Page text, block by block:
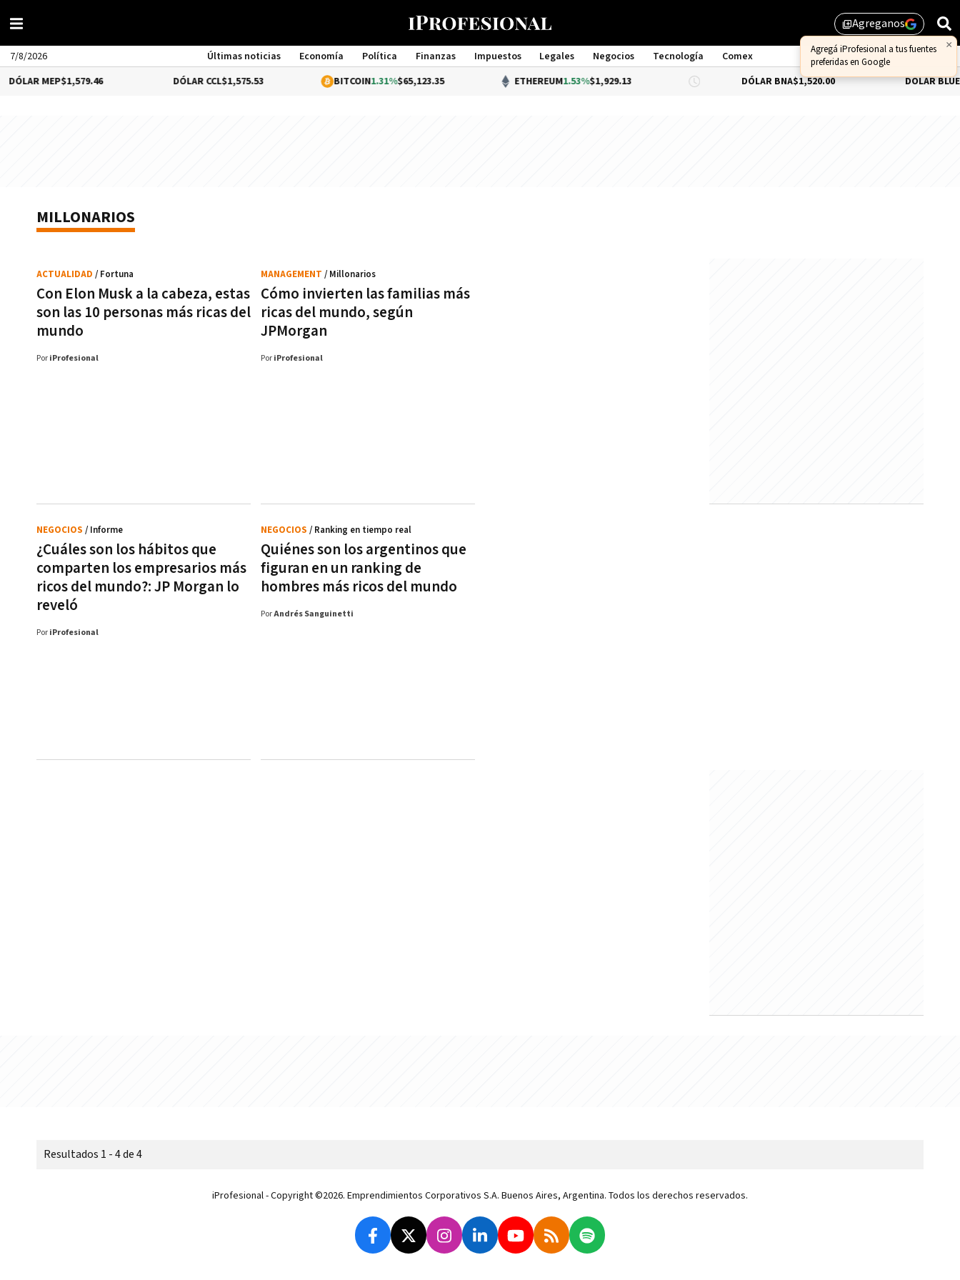
library_addAgreganos
×
Agregá iProfesional a tus fuentes
preferidas en Google
7/8/2026 Últimas noticias Economía Política Finanzas Impuestos Legales Negocios Tecnología
Comex
Management
MEP$1,579.46 DÓLAR CCL $1,575.53 BITCOIN1.31%$65,123.35 ETHEREUM1.53%$1,929.13 DÓLAR BNA$1,520.00 DÓLAR BLUE
MILLONARIOS
Con Elon Musk a la cabeza, estas
son las 10 personas más ricas del
mundo
ACTUALIDAD / Fortuna
Por iProfesional
Cómo invierten las familias más
ricas del mundo, según
JPMorgan
MANAGEMENT / Millonarios
Por iProfesional
¿Cuáles son los hábitos que
comparten los empresarios más
ricos del mundo?: JP Morgan lo
reveló
NEGOCIOS / Informe
Por iProfesional
Quiénes son los argentinos que
figuran en un ranking de
hombres más ricos del mundo
NEGOCIOS / Ranking en tiempo real
PorAndrés Sanguinetti
Resultados 1 - 4 de 4
iProfesional - Copyright ©2026. Emprendimientos Corporativos S.A. Buenos Aires, Argentina. Todos los derechos reservados.